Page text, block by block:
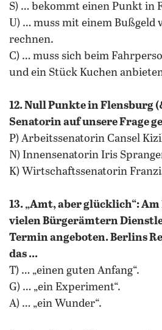
S) … bekommt einen Punkt in
U) … muss mit einem Bußgeld
rechnen.
C) … muss sich beim
und ein Stück Kuchen
12. Null Punkte in Flensburg
Senatorin auf unsere Frage
P) Arbeitssenatorin Cansel
N) Innensenatorin Iris
K) Wirtschaftssenatorin
13. „Amt, aber glücklich“:
vielen Bürgerämtern
Termin angeboten. Berlins
das ...
T) … „einen guten Anfang“.
G) … „ein Experiment“.
A) … „ein Wunder“.